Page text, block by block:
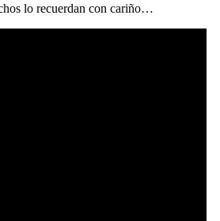
lo recuerdan con cariño…